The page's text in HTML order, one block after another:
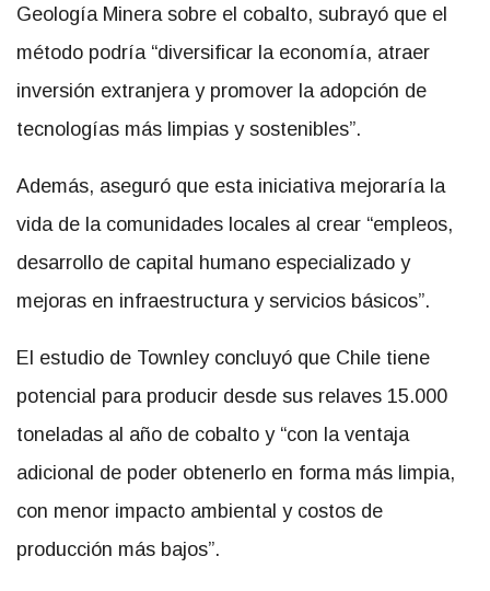
Geología Minera sobre el cobalto, subrayó que el
método podría “diversificar la economía, atraer
inversión extranjera y promover la adopción de
tecnologías más limpias y sostenibles”.
Además, aseguró que esta iniciativa mejoraría la
vida de la comunidades locales al crear “empleos,
desarrollo de capital humano especializado y
mejoras en infraestructura y servicios básicos”.
El estudio de Townley concluyó que Chile tiene
potencial para producir desde sus relaves 15.000
toneladas al año de cobalto y “con la ventaja
adicional de poder obtenerlo en forma más limpia,
con menor impacto ambiental y costos de
producción más bajos”.